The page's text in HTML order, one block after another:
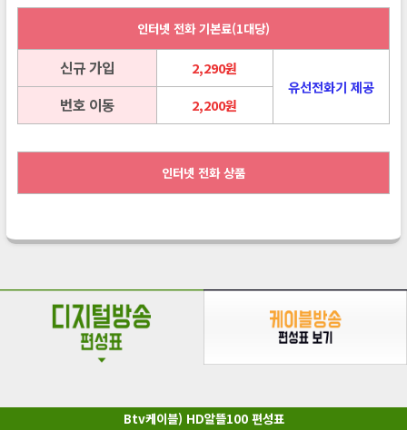
인터넷 전화 기본료(1대당)
신규 가입
2,290원
유선전화기 제공
번호 이동 2,200원
인터넷 전화 상품
Btv케이블) HD알뜰100 편성표